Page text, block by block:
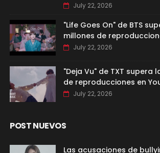
July 22, 2026
"Life Goes On" de BTS
millones de
July 22, 2026
"Deja Vu" de TXT supera
de reproducciones en
July 22, 2026
POST NUEVOS
Las acusaciones de